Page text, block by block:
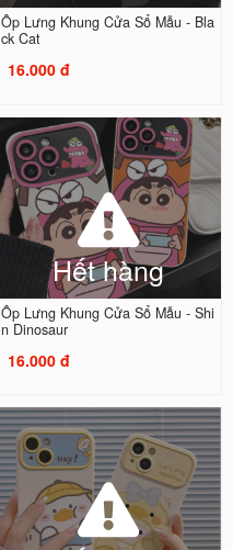
Ốp Lưng Khung Cửa Sổ Mẫu - Bla
ck Cat
16.000 đ
Hết hàng
Ốp Lưng Khung Cửa Sổ Mẫu - Shi
n Dinosaur
16.000 đ